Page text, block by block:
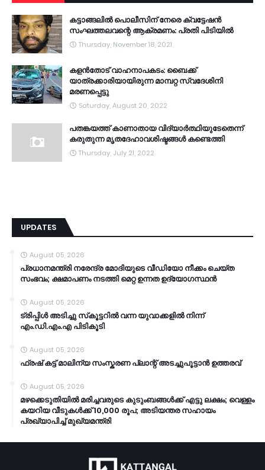
കട്ടാങ്ങലിൽ പൊലീസിന് നേരെ ക്വട്ടേഷൻ
സംഘത്തലവന്റെ ആക്രമണം: പ്രതി പിടിയിൽ
Thursday, November 18, 2021
കളൻതോട് വാഹനാപകടം: ബൈക്ക്
യാത്രക്കാരിയായിരുന്ന മാമ്പറ്റ സ്വദേശിനി
മരണപ്പെട്ടു
Saturday, August 20, 2022
പതങ്കയത്ത് കാണാതായ വിദ്യാർത്ഥിയുടേതെന്ന്
കരുതുന്ന മൃതദേഹാവശിഷ്ടങ്ങൾ കണ്ടെത്തി
Thursday, July 21, 2022
UPDATES
August 05, 2026
പ്രധാനമന്ത്രി നരേന്ദ്ര മോദിയുടെ വീഡിയോ നീക്കം ചെയ്ത
സംഭവം; ക്ഷമാപണം നടത്തി മെറ്റ ഉന്നത ഉദ്യോഗസ്ഥന്‍
August 05, 2026
ട്രിപ്പിള്‍ അടിച്ചു സ്‌കൂട്ടറില്‍ വന്ന യുവാക്കളില്‍ നിന്ന്
എം.ഡി.എം.എ പിടികൂടി
August 05, 2026
ഫ്രഷ് കട്ട് മാലിന്യ സംസ്കരണ പ്ലാന്റ് അടച്ചുപൂട്ടാൻ ഉത്തരവ്
August 05, 2026
മഴക്കെടുതിയിൽ മരിച്ചവരുടെ കുടുംബങ്ങൾക്ക് എട്ടു ലക്ഷം; വെള്ളം
കയറിയ വീടുകൾക്ക് 10,000 രൂപ; അടിയന്തര സഹായം
പ്രഖ്യാപിച്ച് മുഖ്യമന്ത്രി